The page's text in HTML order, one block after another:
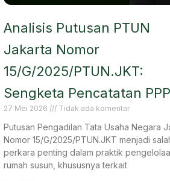
Analisis Putusan PTUN
Jakarta Nomor
15/G/2025/PTUN.JKT:
Sengketa Pencatatan
27 Mei 2026 Tidak ada komentar
Putusan Pengadilan Tata Usaha Negara
Nomor 15/G/2025/PTUN.JKT menjadi
perkara penting dalam praktik
rumah susun, khususnya terkait